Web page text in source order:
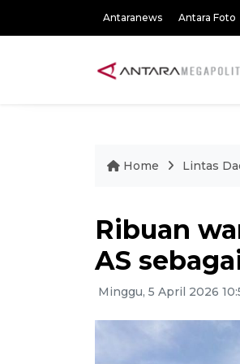
Antaranews Antara Foto
Home Lintas
Ribuan
AS
Minggu, 5 April 2026